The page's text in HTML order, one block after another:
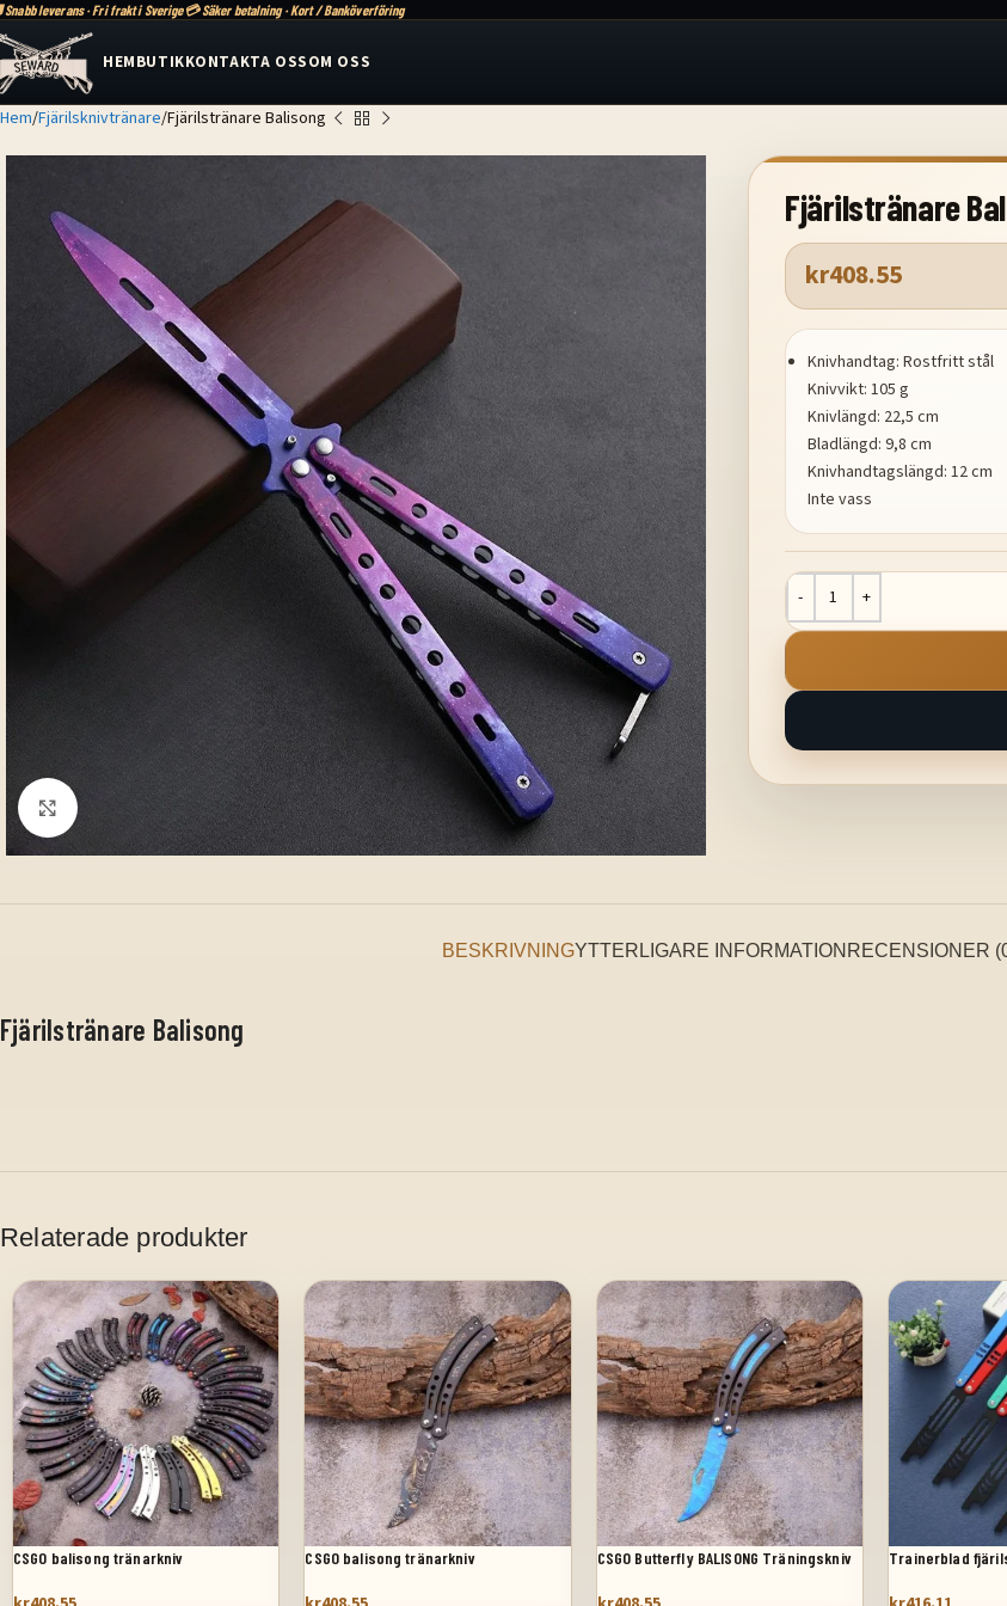
Snabb leverans · Fri frakt i Sverige💳 Säker betalning · Kort / Banköverföring
HEMBUTIKKONTAKTA OSSOM OSS
Hem Fjärilsknivtränare Fjärilstränare Balisong
Klicka för att förstora
Fjärilstränare
kr408.55
Knivhandtag: Rostfritt stål
Knivvikt: 105 g
Knivlängd: 22,5 cm
Bladlängd: 9,8 cm
Knivhandtagslängd: 12 cm
Inte vass
BESKRIVNINGYTTERLIGARE INFORMATION RECENSIONER
Fjärilstränare Balisong
Relaterade produkter
CSGO balisong tränarkniv CSGO balisong tränarkniv CSGO Butterfly BALISONG Träningskniv Trainerblad